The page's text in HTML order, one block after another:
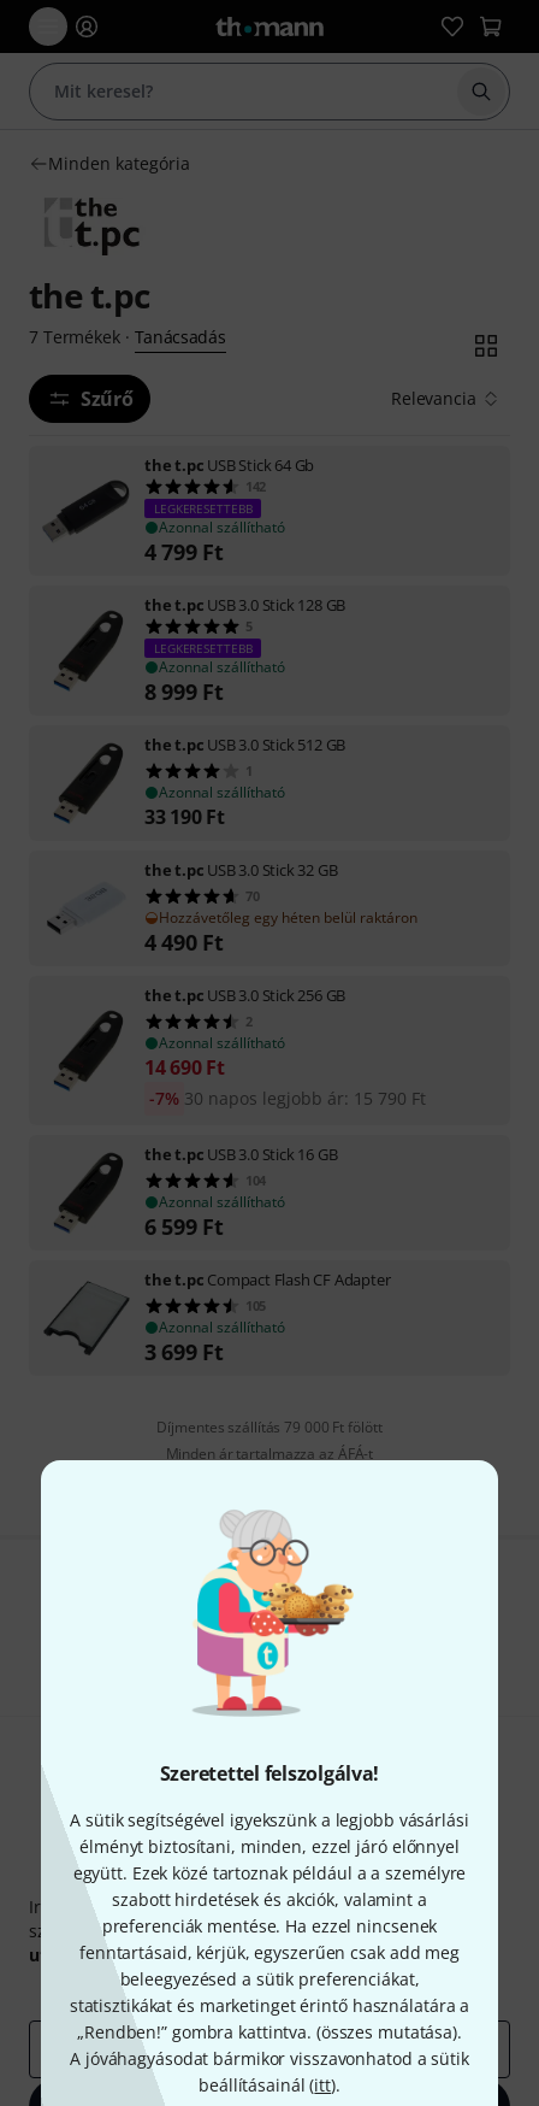
Szeretettel felszolgálva!
A sütik segítségével igyekszünk a legjobb vásárlási
élményt biztosítani, minden, ezzel járó előnnyel
együtt. Ezek közé tartoznak például a a személyre
szabott hirdetések és akciók, valamint a
preferenciák mentése. Ha ezzel nincsenek
fenntartásaid, kérjük, egyszerűen csak add meg
beleegyezésed a sütik preferenciákat,
statisztikákat és marketinget érintő használatára a
„Rendben!” gombra kattintva. (összes mutatása).
A jóváhagyásodat bármikor visszavonhatod a sütik
beállításainál (itt).
Minden kategória
the t.pc
7 Termékek· Tanácsadás
Szűrő Relevancia
the t.pc USB Stick 64 Gb
142
LEGKERESETTEBB
Azonnal szállítható
4 799 Ft
the t.pc USB 3.0 Stick 128 GB
5
LEGKERESETTEBB
Azonnal szállítható
8 999 Ft
the t.pc USB 3.0 Stick 512 GB
1
Azonnal szállítható
33 190 Ft
the t.pc USB 3.0 Stick 32 GB
70
Hozzávetőleg egy héten belül raktáron
4 490 Ft
the t.pc USB 3.0 Stick 256 GB
2
Azonnal szállítható
14 690 Ft
30 napos legjobb ár: 15 790 Ft
-7%
the t.pc USB 3.0 Stick 16 GB
104
Azonnal szállítható
6 599 Ft
the t.pc Compact Flash CF Adapter
105
Azonnal szállítható
3 699 Ft
Díjmentes szállítás 79 000 Ft fölött
Minden ár tartalmazza az ÁFÁ-t
Tetszik, amit látsz?
Súgó & Visszajelzések
Thomann hírlevél
Iratkozz fel a Thomann angol nyelvű hírlevelére, és kis
szerencsével megnyerheted a50egyenként50 € értékű
utalványegyikét.
Inspiráló gondolatok
Akciók Thomann
e-mail cím